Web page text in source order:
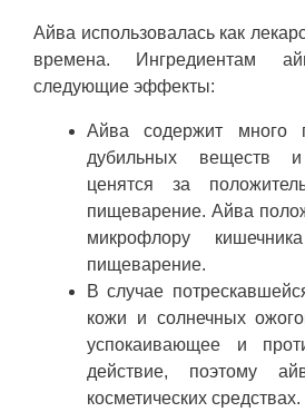
Айва использовалась как
времена. Ингредиентам
следующие эффекты:
Айва содержит много
дубильных веществ
ценятся за
пищеварение. Айва
микрофлору
пищеварение.
В случае
кожи и солнечных
успокаивающее и
действие, поэтому
косметических средствах.